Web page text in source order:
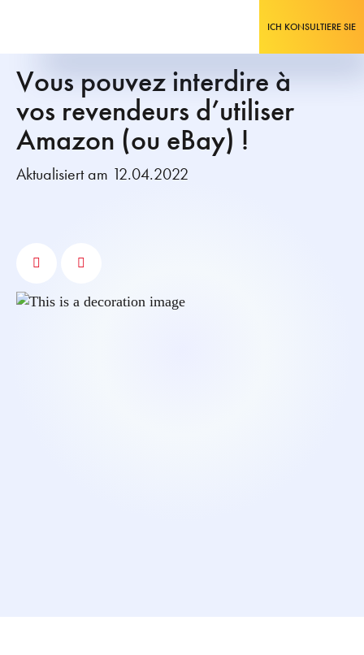
ICH KONSULTIERE SIE
Vous pouvez interdire à
vos revendeurs d’utiliser
Amazon (ou eBay) !
Aktualisiert am 12.04.2022